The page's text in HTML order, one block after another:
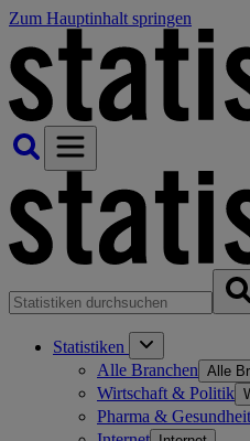
Zum Hauptinhalt springen
Statistiken
Alle Branchen Alle
Wirtschaft & Politik
Pharma & Gesundheit